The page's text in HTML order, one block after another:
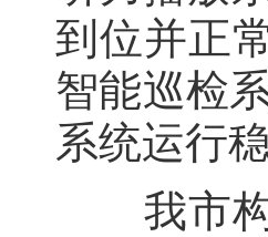
到位并正
智能巡检
系统运行稳
我市构